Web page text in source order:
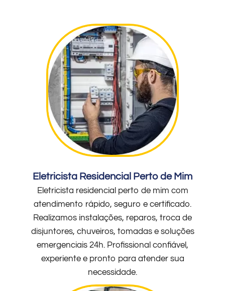
Eletricista Residencial Perto de Mim
Eletricista residencial perto de mim com
atendimento rápido, seguro e certificado.
Realizamos instalações, reparos, troca de
disjuntores, chuveiros, tomadas e soluções
emergenciais 24h. Profissional confiável,
experiente e pronto para atender sua
necessidade.